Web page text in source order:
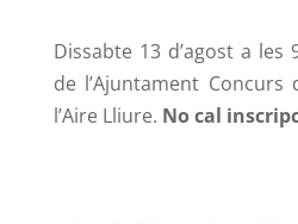
Dissabte 13 d’agost a
de l’Ajuntament
l’Aire Lliure. No cal